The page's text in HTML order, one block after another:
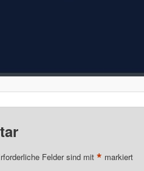
Felder sind mit * markiert